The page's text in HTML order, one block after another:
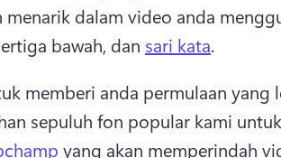
menarik dalam video anda
bawah, dan sari kata.
memberi anda permulaan yang
sepuluh fon popular kami
yang akan memperindah